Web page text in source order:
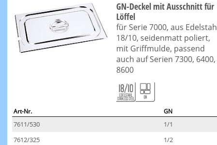
GN-Deckel mit Ausschnitt für
Löffel
für Serie 7000, aus
18/10, seidenmatt poliert,
mit Griffmulde, passend
auch auf Serien 7300, 6400,
8600
Art-Nr. GN
7611/530
1/1
7612/325
1/2